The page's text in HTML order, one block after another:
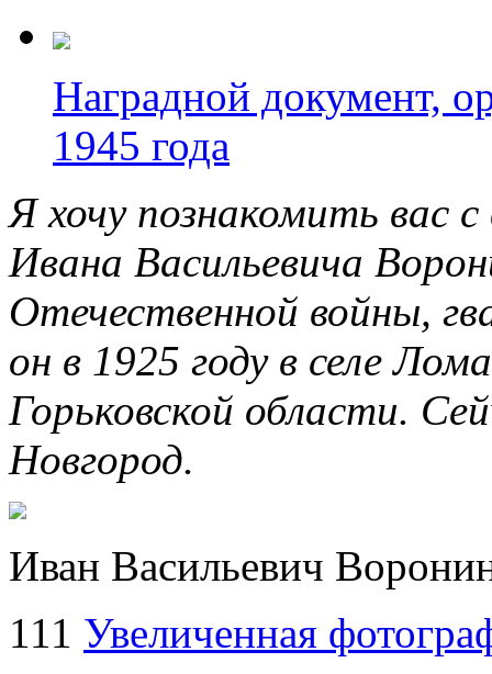
Наградной документ,
1945 года
Я хочу познакомить вас
Ивана Васильевича
Отечественной войны,
он в 1925 году в селе
Горьковской области.
Новгород.
Иван Васильевич
111 Увеличенная